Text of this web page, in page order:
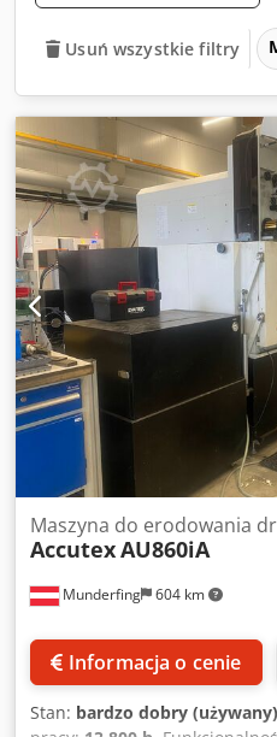
Usuń wszystkie filtry
Munderfing 604 km
Maszyna do erodowania
AccutexAU860iA
Informacja o cenie
Stan: bardzo dobry (używany)